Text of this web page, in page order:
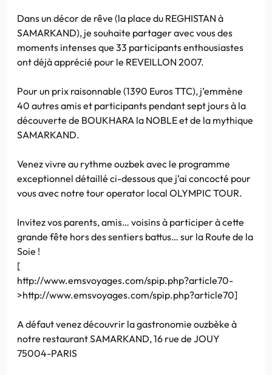
Dans un décor de rêve (la place du REGHISTAN à
SAMARKAND), je souhaite partager avec vous des
moments intenses que 33 participants enthousiastes
ont déjà apprécié pour le REVEILLON 2007.
Pour un prix raisonnable (1390 Euros TTC), j’emmène
40 autres amis et participants pendant sept jours à la
découverte de BOUKHARA la NOBLE et de la mythique
SAMARKAND.
Venez vivre au rythme ouzbek avec le programme
exceptionnel détaillé ci-dessous que j’ai concocté pour
vous avec notre tour operator local OLYMPIC TOUR.
Invitez vos parents, amis… voisins à participer à cette
grande fête hors des sentiers battus… sur la Route de la
Soie !
[
http://www.emsvoyages.com/spip.php?article70-
>http://www.emsvoyages.com/spip.php?article70]
A défaut venez découvrir la gastronomie ouzbèke à
notre restaurant SAMARKAND, 16 rue de JOUY
75004-PARIS